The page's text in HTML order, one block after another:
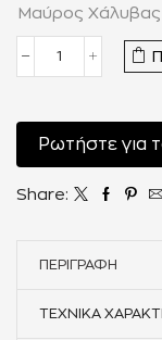
Μαύρος Χάλυβας
Ρωτήστε για
Share:
ΠΕΡΙΓΡΑΦΉ
ΤΕΧΝΙΚΆ